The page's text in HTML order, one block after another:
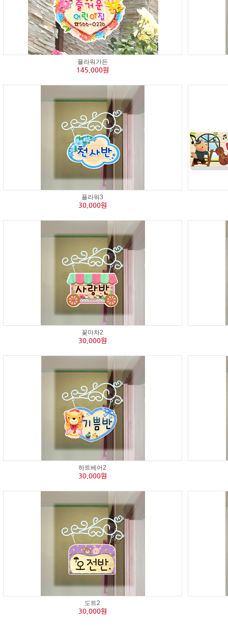
플라워가든
145,000원
플라워3
30,000원
꽃마차2
30,000원
하트베어2
30,000원
도트2
30,000원